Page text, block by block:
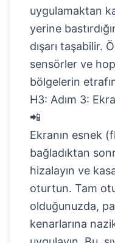
uygulamaktan
yerine
dışarı taşabilir.
sensörler ve
bölgelerin
H3: Adım 3:
📲
Ekranın esnek
bağladıktan
hizalayın ve
oturtun. Tam
olduğunuzda,
kenarlarına